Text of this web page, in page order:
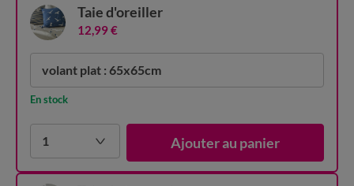
volant plat : 65x65cm
En stock
1 Ajouter au panier
Taie d'oreiller
12,99 €